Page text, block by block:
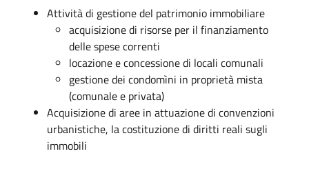
Attività di gestione del patrimonio immobiliare
acquisizione di risorse per il finanziamento
delle spese correnti
locazione e concessione di locali comunali
gestione dei condomìni in proprietà mista
(comunale e privata)
Acquisizione di aree in attuazione di convenzioni
urbanistiche, la costituzione di diritti reali sugli
immobili